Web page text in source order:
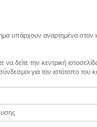
υπάρχουν αναρτημένα
δείτε την κεντρική
για τον ιστότοπο του